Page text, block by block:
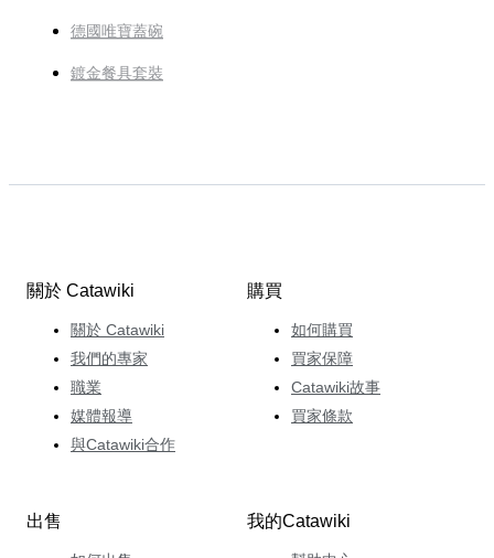
德國唯寶蓋碗
鍍金餐具套裝
關於 Catawiki
關於 Catawiki
我們的專家
職業
媒體報導
與Catawiki合作
購買
如何購買
買家保障
Catawiki故事
買家條款
出售 我的Catawiki